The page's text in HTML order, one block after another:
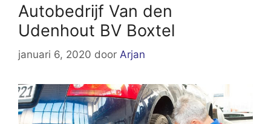
Autobedrijf Van den
Udenhout BV Boxtel
januari 6, 2020 door Arjan